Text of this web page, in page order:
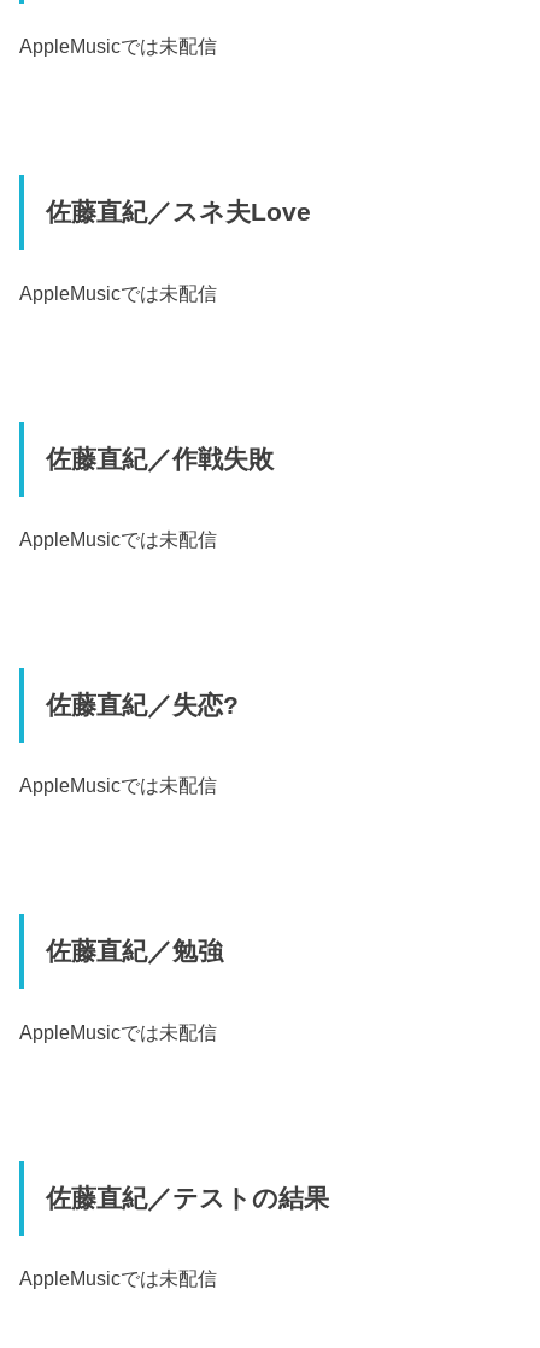
AppleMusicでは未配信
佐藤直紀／スネ夫Love
AppleMusicでは未配信
佐藤直紀／作戦失敗
AppleMusicでは未配信
佐藤直紀／失恋?
AppleMusicでは未配信
佐藤直紀／勉強
AppleMusicでは未配信
佐藤直紀／テストの結果
AppleMusicでは未配信